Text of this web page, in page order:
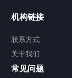
签署类文件海
机构链接
联系方式
关于我们
常见问题